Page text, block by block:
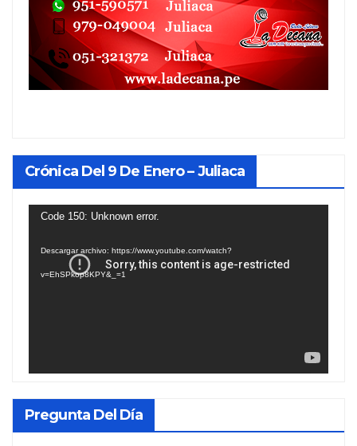
Crónica Del 9 De Enero – Juliaca
Reproductor
Code 150: Unknown error.
Descargar archivo: https://www.youtube.com/watch?
v=EhSPkop8KPY&_=1
Pregunta Del Día